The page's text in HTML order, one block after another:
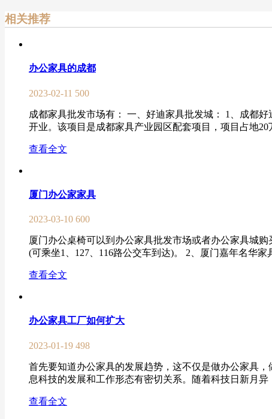
相关推荐
办公家具的成都
2023-02-11 500
成都家具批发市场有： 一、好迪家具批发城： 1、成都
开业。该项目是成都家具产业园区配套项目，项目占地
查看全文
厦门办公家家具
2023-03-10 600
厦门办公桌椅可以到办公家具批发市场或者办公家具城
(可乘坐1、127、116路公交车到达)。 2、厦门嘉年名华
查看全文
办公家具工厂如何扩大
2023-01-19 498
首先要知道办公家具的发展趋势，这不仅是做办公家具
息科技的发展和工作形态有密切关系。随着科技日新月
查看全文